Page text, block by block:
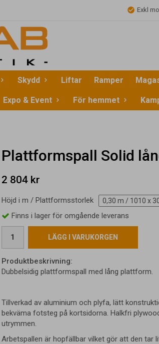
Exkl
Skydd Liftar Ramper
Expo & Event För hemmet
Plattformspall Solid
2 804 kr
Höjd i m / Plattformsstorlek
Finns i lager för omgående leverans
LÄGG I VARUKORGEN
Produktbeskrivning:
Dubbelsidig plattformspall med lång plattform.
Tillverkad av aluminium och plyfa, lätt
bekväma fotsteg på kortsidorna. Halkfri
utrymmen.
Arbetspallen är hopfällbar vilket gör att den tar